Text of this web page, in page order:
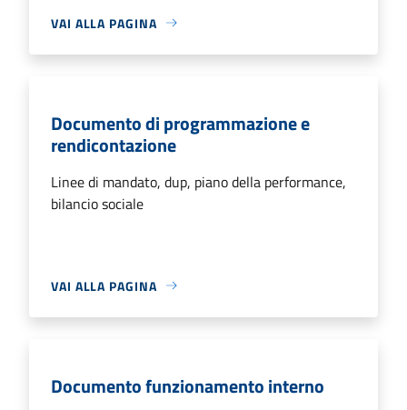
VAI ALLA PAGINA
Documento di programmazione e
rendicontazione
Linee di mandato, dup, piano della performance,
bilancio sociale
VAI ALLA PAGINA
Documento funzionamento interno